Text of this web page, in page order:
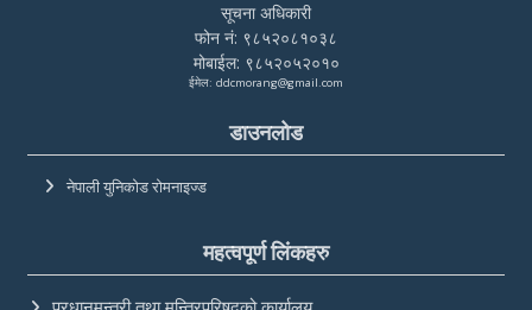
सूचना अधिकारी
फोन नं: ९८५२०८१०३८
मोबाईल: ९८५२०५२०१०
ईमेल: ddcmorang@gmail.com
डाउनलोड
नेपाली युनिकोड रोमनाइज्ड
महत्वपूर्ण लिंकहरु